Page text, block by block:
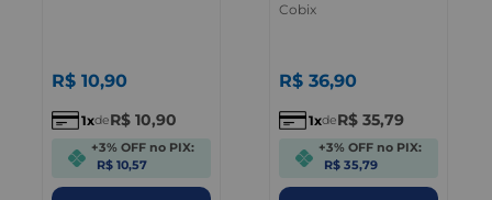
R$ 10,90
1 deR$ 10,90
+3% OFF no PIX:
R$ 10,57
Cobix
R$ 36,90
1 deR$ 35,79
+3% OFF no PIX:
R$ 35,79